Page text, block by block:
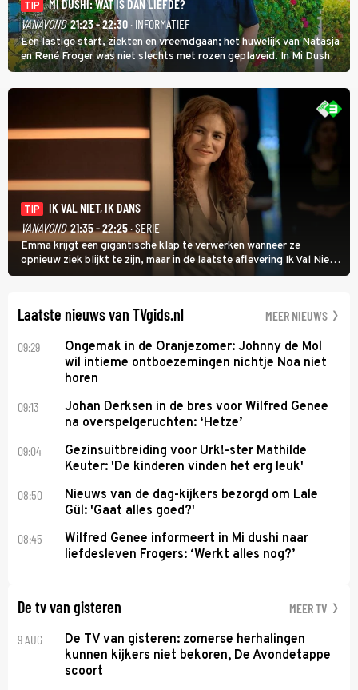
TIP
MI DUSHI: WAT IS DAN LIEFDE?
VANAVOND 21:23 - 22:30 · INFORMATIEF
Een lastige start, ziekten en vreemdgaan; het huwelijk van Natasja
en René Froger was niet slechts met rozen geplaveid. In Mi Dushi:
Wat Is Dan Liefde? neemt Wilfred Genee het showbizzkoppel mee
uit vissen om het over de liefde te hebben.
TIP
IK VAL NIET, IK DANS
VANAVOND 21:35 - 22:25· SERIE
Emma krijgt een gigantische klap te verwerken wanneer ze
opnieuw ziek blijkt te zijn, maar in de laatste aflevering Ik Val Niet,
Ik Dans laat ze zien dat ze niet van plan is op te geven, zelfs als ze
Laatste nieuws van TVgids.nl MEER NIEUWS
09:29
Ongemak in de Oranjezomer: Johnny de Mol
wil intieme ontboezemingen nichtje Noa niet
horen
09:13
Johan Derksen in de bres voor Wilfred Genee
na overspelgeruchten: ‘Hetze’
09:04
Gezinsuitbreiding voor Urk!-ster Mathilde
Keuter: 'De kinderen vinden het erg leuk'
08:50
Nieuws van de dag-kijkers bezorgd om Lale
Gül: 'Gaat alles goed?'
08:45
Wilfred Genee informeert in Mi dushi naar
liefdesleven Frogers: ‘Werkt alles nog?’
De tv van gisteren MEER TV
9 AUG
De TV van gisteren: zomerse herhalingen
kunnen kijkers niet bekoren, De Avondetappe
scoort